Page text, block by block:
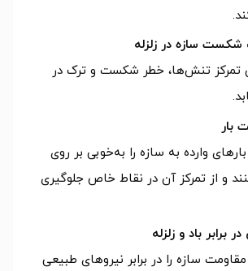
سازه در زلزله
تنش‌ها، خطر شکست و ترک در
بار
وارده به سازه را به‌خوبی بر روی
و از تمرکز آن در نقاط خاص جلوگیری
برابر باد و زلزله
سازه را در برابر نیروهای طبیعی